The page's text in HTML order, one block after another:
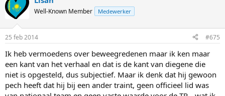
Well-Known Member Medewerker
25 feb 2014 #675
Ik heb vermoedens over beweegredenen maar ik ken maar
een kant van het verhaal en dat is de kant van diegene die
niet is opgesteld, dus subjectief. Maar ik denk dat hij gewoon
pech heeft dat hij bij een ander traint, geen officieel lid was